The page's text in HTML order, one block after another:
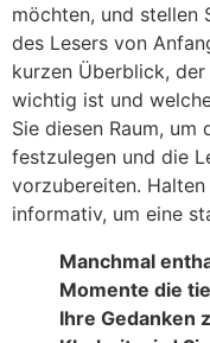
möchten, und stellen
des Lesers von
kurzen Überblick,
wichtig ist und
Sie diesen Raum,
festzulegen und die
vorzubereiten.
informativ, um eine
Manchmal
Momente die
Ihre Gedanken